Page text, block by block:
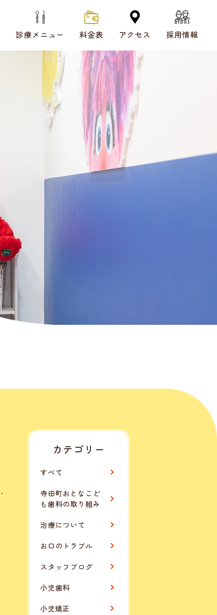
診療メニュー 料金表 アクセス 採用情報
カテゴリー
すべて
寺田町おとなこど
も歯科の取り組み
治療について
お口のトラブル
スタッフブログ
小児歯科
小児矯正